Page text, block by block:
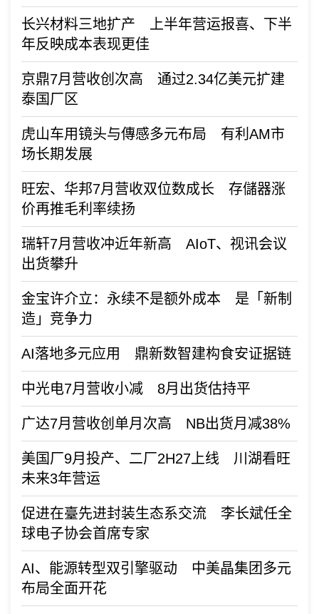
长兴材料三地扩产 上半年营运报喜、下半
年反映成本表现更佳
京鼎7月营收创次高 通过2.34亿美元扩建
泰国厂区
虎山车用镜头与傳感多元布局 有利AM市
场长期发展
旺宏、华邦7月营收双位数成长 存儲器涨
价再推毛利率续扬
瑞轩7月营收冲近年新高 AIoT、视讯会议
出货攀升
金宝许介立：永续不是额外成本 是「新制
造」竞争力
AI落地多元应用 鼎新数智建构食安证据链
中光电7月营收小减 8月出货估持平
广达7月营收创单月次高 NB出货月减38%
美国厂9月投产、二厂2H27上线 川湖看旺
未来3年营运
促进在臺先进封装生态系交流 李长斌任全
球电子协会首席专家
AI、能源转型双引擎驱动 中美晶集团多元
布局全面开花